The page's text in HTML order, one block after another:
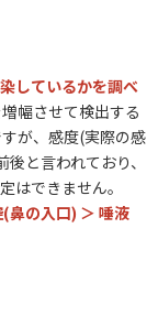
しているかを調べ
幅させて検出する
が、感度(実際の感
と言われており、
はできません。
鼻の入口) ＞ 唾液